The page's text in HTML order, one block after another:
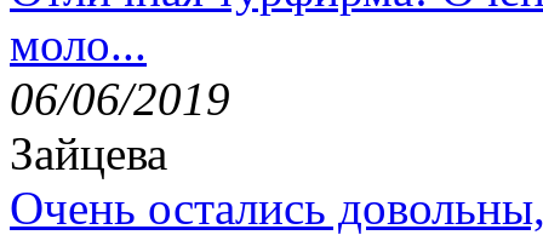
моло...
06/06/2019
Зайцева
Очень остались